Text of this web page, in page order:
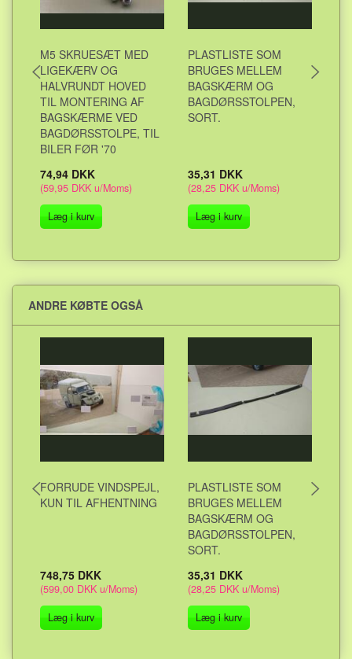
M5 SKRUESÆT MED
LIGEKÆRV OG
HALVRUNDT HOVED
TIL MONTERING AF
BAGSKÆRME VED
BAGDØRSSTOLPE, TIL
BILER FØR '70
74,94 DKK
(59,95 DKK u/Moms)
Læg i kurv
PLASTLISTE SOM
BRUGES MELLEM
BAGSKÆRM OG
BAGDØRSSTOLPEN,
SORT.
35,31 DKK
(28,25 DKK u/Moms)
Læg i kurv
ANDRE KØBTE OGSÅ
FORRUDE VINDSPEJL,
KUN TIL AFHENTNING
748,75 DKK
(599,00 DKK u/Moms)
Læg i kurv
PLASTLISTE SOM
BRUGES MELLEM
BAGSKÆRM OG
BAGDØRSSTOLPEN,
SORT.
35,31 DKK
(28,25 DKK u/Moms)
Læg i kurv